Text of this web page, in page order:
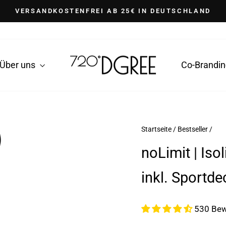
Pause
VERSANDKOSTENFREI AB 25€ IN DEUTSCHLAND
Über uns Co-
Startseite/ Bestseller/
noLimit |
inkl.
530